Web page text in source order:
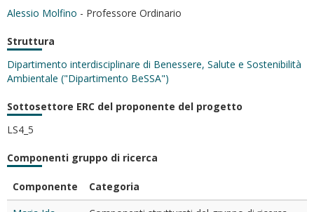
Alessio Molfino - Professore Ordinario
Struttura
Dipartimento interdisciplinare di Benessere, Salute e Sostenibilità
Ambientale ("Dipartimento BeSSA")
Sottosettore ERC del proponente del progetto
LS4_5
Componenti gruppo di ricerca
Componente
Categoria